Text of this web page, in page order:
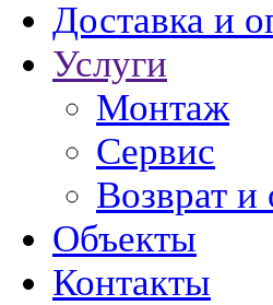
Доставка и
Услуги
Монтаж
Сервис
Возврат и
Объекты
Контакты